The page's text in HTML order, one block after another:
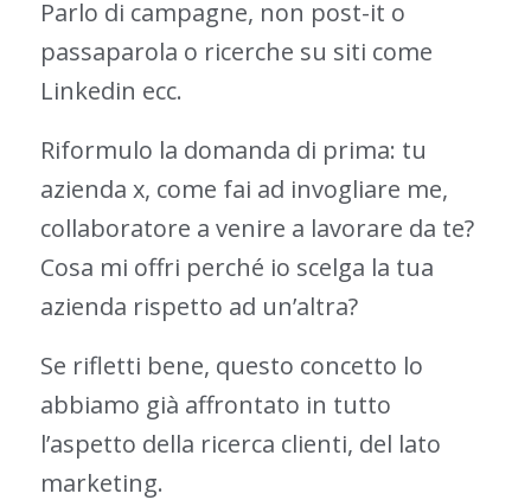
Parlo di campagne, non post-it o
passaparola o ricerche su siti come
Linkedin ecc.
Riformulo la domanda di prima: tu
azienda x, come fai ad invogliare me,
collaboratore a venire a lavorare da te?
Cosa mi offri perché io scelga la tua
azienda rispetto ad un’altra?
Se rifletti bene, questo concetto lo
abbiamo già affrontato in tutto
l’aspetto della ricerca clienti, del lato
marketing.